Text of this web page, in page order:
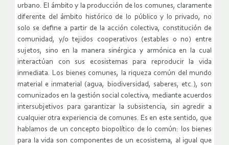
urbano. El ámbito y la producción de los comunes, claramente
diferente del ámbito histórico de lo público y lo privado, no
solo se define a partir de la acción colectiva, constitución de
comunidad, y/o tejidos cooperativos (estables o no) entre
sujetos, sino en la manera sinérgica y armónica en la cual
interactúan con sus ecosistemas para reproducir la vida
inmediata. Los bienes comunes, la riqueza común del mundo
material e inmaterial (agua, biodiversidad, saberes, etc.), son
comunizados en la gestión social colectiva, mediante acuerdos
intersubjetivos para garantizar la subsistencia, sin agredir a
cualquier otra experiencia de comunes. Es en este sentido, que
hablamos de un concepto biopolítico de lo común: los bienes
para la vida son componentes de un ecosistema, al igual que